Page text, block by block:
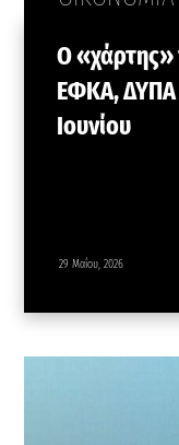
Ο
ΕΦΚΑ, ΔΥΠΑ
Iουνίου
29 Μαΐου, 2026